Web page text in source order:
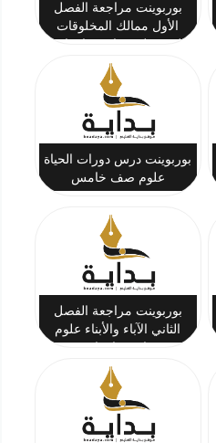
بوربوينت مراجعة الفصل
الأول ممالك المخلوقات
بوربوينت درس دورات الحياة
علوم صف خامس
بوربوينت مراجعة الفصل
الثاني الآباء والأبناء علوم